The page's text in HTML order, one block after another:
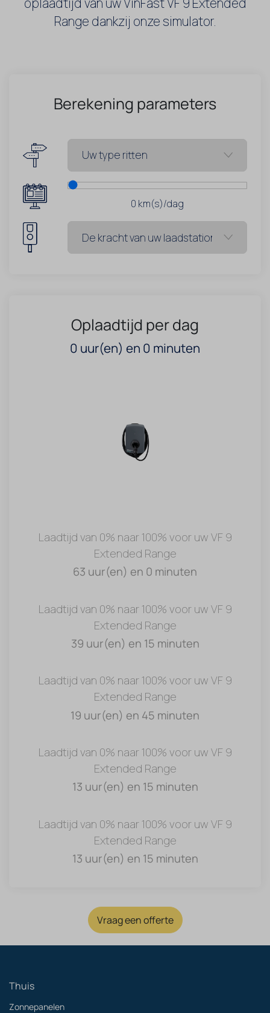
Range dankzij onze simulator.
Berekening parameters
0 km(s)/dag
Oplaadtijd per dag
0 uur(en) en 0 minuten
Laadtijd van 0% naar 100% voor uw VF 9
Extended Range
63 uur(en) en 0 minuten
Laadtijd van 0% naar 100% voor uw VF 9
Extended Range
39 uur(en) en 15 minuten
Laadtijd van 0% naar 100% voor uw VF 9
Extended Range
19 uur(en) en 45 minuten
Laadtijd van 0% naar 100% voor uw VF 9
Extended Range
13 uur(en) en 15 minuten
Laadtijd van 0% naar 100% voor uw VF 9
Extended Range
13 uur(en) en 15 minuten
Vraag een offerte
Thuis
Zonnepanelen